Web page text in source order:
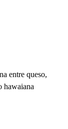
entre queso,
hawaiana